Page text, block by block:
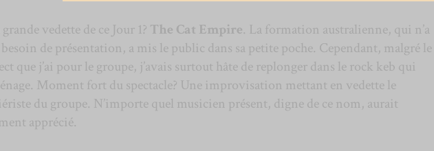
vedette de ce Jour 1? The Cat Empire. La formation australienne, qui n’a
de présentation, a mis le public dans sa petite poche. Cependant, malgré le
que j’ai pour le groupe, j’avais surtout hâte de replonger dans le rock keb qui
Moment fort du spectacle? Une improvisation mettant en vedette le
du groupe. N’importe quel musicien présent, digne de ce nom, aurait
apprécié.